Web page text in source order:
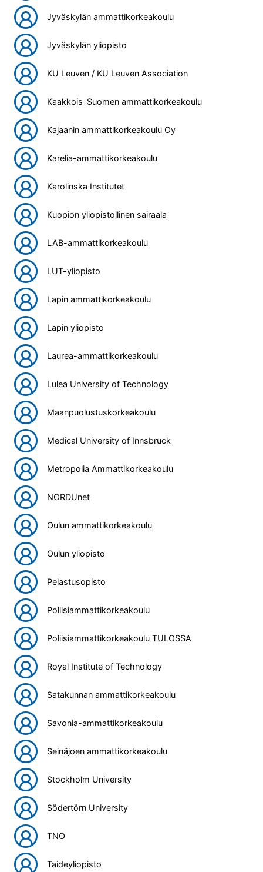
Jyväskylän ammattikorkeakoulu
Jyväskylän yliopisto
KU Leuven / KU Leuven Association
Kaakkois-Suomen ammattikorkeakoulu
Kajaanin ammattikorkeakoulu Oy
Karelia-ammattikorkeakoulu
Karolinska Institutet
Kuopion yliopistollinen sairaala
LAB-ammattikorkeakoulu
LUT-yliopisto
Lapin ammattikorkeakoulu
Lapin yliopisto
Laurea-ammattikorkeakoulu
Lulea University of Technology
Maanpuolustuskorkeakoulu
Medical University of Innsbruck
Metropolia Ammattikorkeakoulu
NORDUnet
Oulun ammattikorkeakoulu
Oulun yliopisto
Pelastusopisto
Poliisiammattikorkeakoulu
Poliisiammattikorkeakoulu TULOSSA
Royal Institute of Technology
Satakunnan ammattikorkeakoulu
Savonia-ammattikorkeakoulu
Seinäjoen ammattikorkeakoulu
Stockholm University
Södertörn University
TNO
Taideyliopisto